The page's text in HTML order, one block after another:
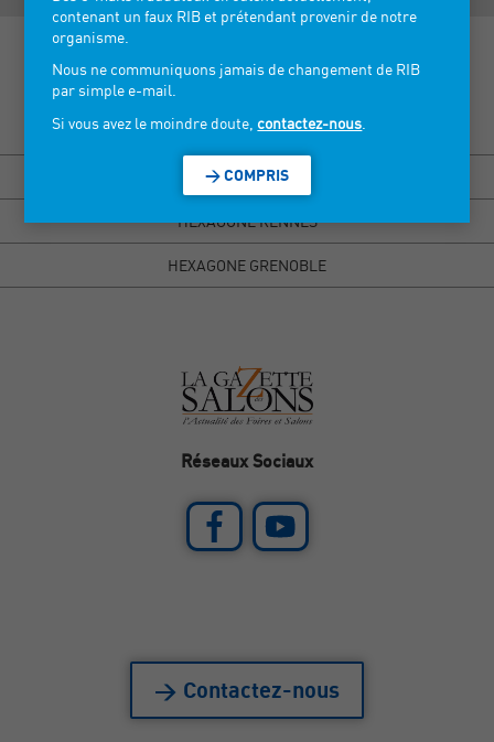
Découvrez nos salons >
BISOU MARSEILLE
HEXAGONE RENNES
HEXAGONE GRENOBLE
Réseaux Sociaux
> Contactez-nous
contenant un faux RIB et prétendant provenir de notre
organisme.
Nous ne communiquons jamais de changement de RIB
par simple e-mail.
Si vous avez le moindre doute, contactez-nous
> COMPRIS